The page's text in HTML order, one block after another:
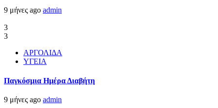
9 μήνες ago admin
3
3
ΑΡΓΟΛΙΔΑ
ΥΓΕΙΑ
Παγκόσμια Ημέρα Διαβήτη
9 μήνες ago admin